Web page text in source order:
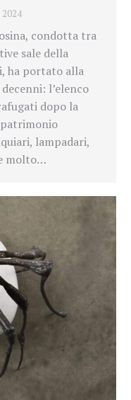
2024
condotta tra
sale della
ha portato alla
l’elenco
dopo la
patrimonio
lampadari,
molto…